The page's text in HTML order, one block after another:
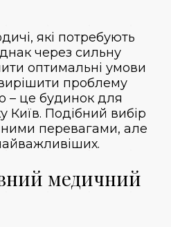
які потребують
через сильну
оптимальні умови
проблему
– це будинок для
Київ. Подібний вибір
перевагами, але
медичний